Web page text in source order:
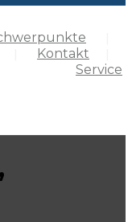
Kontakt
Service